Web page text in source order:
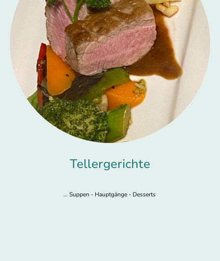
Tellergerichte
... Suppen - Hauptgänge - Desserts